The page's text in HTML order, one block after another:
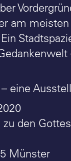
am
eine
den
Münster